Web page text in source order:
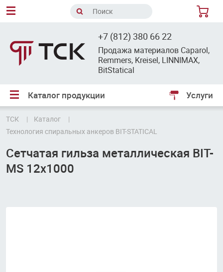
+7 (812) 380 66 22
Продажа материалов Caparol,
Remmers, Kreisel, LINNIMAX,
BitStatical
Каталог продукции Услуги
ТСК
Каталог
Технология спиральных анкеров BIT-STATICAL
Сетчатая гильза металлическая BIT-
MS 12х1000